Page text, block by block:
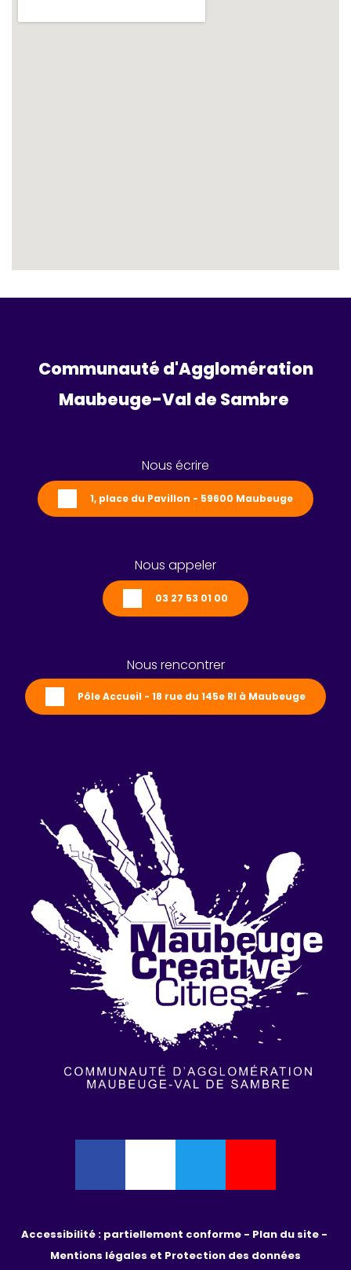
Communauté d'Agglomération
Maubeuge-Val de Sambre
Nous écrire
1, place du Pavillon - 59600 Maubeuge
Nous appeler
03 27 53 01 00
Nous rencontrer
Pôle Accueil - 18 rue du 145e RI à Maubeuge
Accessibilité : partiellement conforme -
Mentions légales et Protection des données